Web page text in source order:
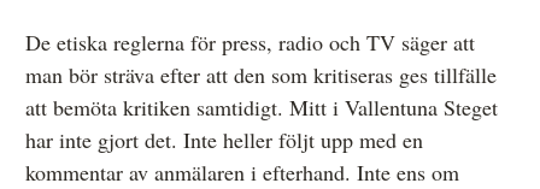
De etiska reglerna för press, radio och TV säger att
man bör sträva efter att den som kritiseras ges tillfälle
att bemöta kritiken samtidigt. Mitt i Vallentuna Steget
har inte gjort det. Inte heller följt upp med en
kommentar av anmälaren i efterhand. Inte ens om